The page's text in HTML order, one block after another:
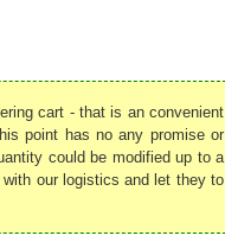
cart - that is an convenient
point has no any promise or
could be modified up to a
our logistics and let they to